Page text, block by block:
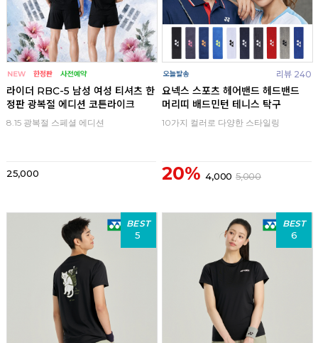
라이더 RBC-5 남성 여성 티셔츠 한
정판 광복절 에디션 코튼라이크
8.15 광복절 스페셜 에디션
25,000
리뷰 240
요넥스 스포츠 헤어밴드 헤드밴드
머리띠 배드민턴 테니스 탁구
10가지 컬러로 다양한 스타일링
20% 4,000 5,000
BEST
5
BEST
6